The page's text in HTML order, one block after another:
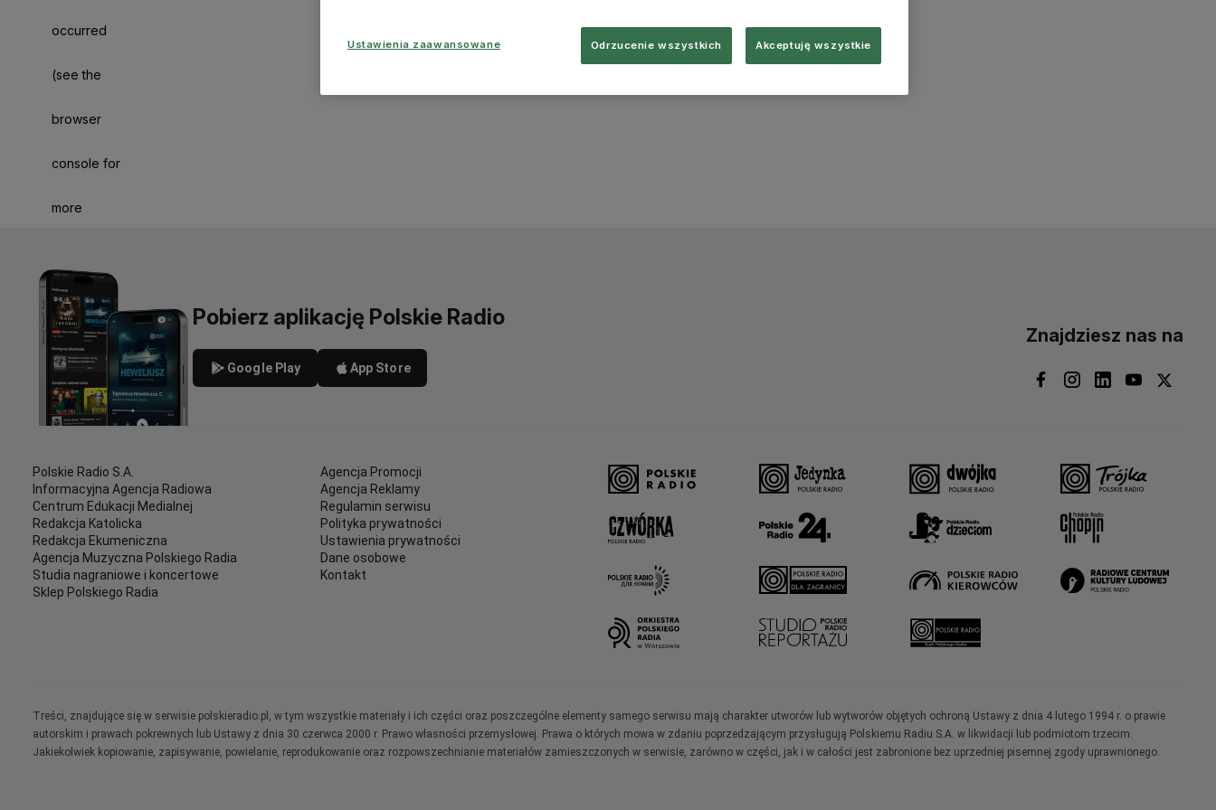
occurred
(see the
browser
console for
more
Pobierz aplikację Polskie Radio
Google Play App Store
Znajdziesz nas na
Polskie Radio S.A.
Informacyjna Agencja Radiowa
Centrum Edukacji Medialnej
Redakcja Katolicka
Redakcja Ekumeniczna
Agencja Muzyczna Polskiego Radia
Studia nagraniowe i koncertowe
Sklep Polskiego Radia
Agencja Promocji
Agencja Reklamy
Regulamin serwisu
Polityka prywatności
Ustawienia prywatności
Dane osobowe
Kontakt
Treści, znajdujące się w serwisie polskieradio.pl, w tym wszystkie materiały i ich części oraz poszczególne elementy samego serwisu mają charakter utworów lub wytworów objętych ochroną Ustawy z dnia 4 lutego 1994 r. o prawie
autorskim i prawach pokrewnych lub Ustawy z dnia 30 czerwca 2000 r. Prawo własności przemysłowej. Prawa o których mowa w zdaniu poprzedzającym przysługują Polskiemu Radiu S.A. w likwidacji lub podmiotom trzecim.
Jakiekolwiek kopiowanie, zapisywanie, powielanie, reprodukowanie oraz rozpowszechnianie materiałów zamieszczonych w serwisie, zarówno w części, jak i w całości jest zabronione bez uprzedniej pisemnej zgody uprawnionego.
Ustawienia zaawansowane Odrzucenie wszystkich Akceptuję wszystkie